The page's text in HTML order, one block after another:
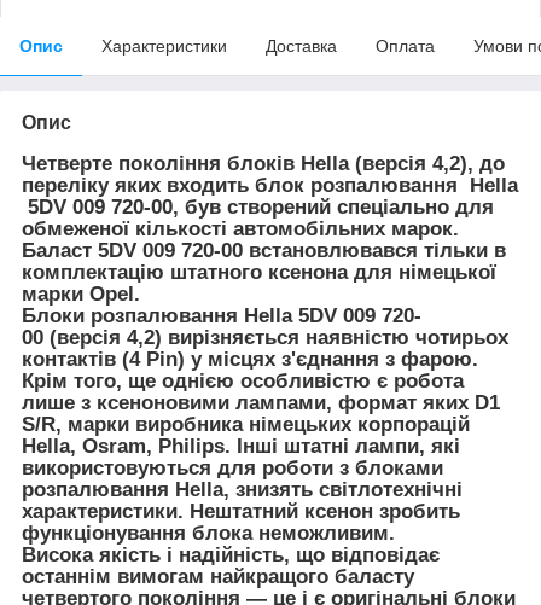
Опис Характеристики Доставка Оплата Умови
Опис
Четверте покоління блоків Hella (версія 4,2), до
переліку яких входить блок розпалювання Hella
5DV 009 720-00, був створений спеціально для
обмеженої кількості автомобільних марок.
Баласт 5DV 009 720-00 встановлювався тільки в
комплектацію штатного ксенона для німецької
марки Opel.
Блоки розпалювання Hella 5DV 009 720-
00 (версія 4,2) вирізняється наявністю чотирьох
контактів (4 Pin) у місцях з'єднання з фарою.
Крім того, ще однією особливістю є робота
лише з ксеноновими лампами, формат яких D1
S/R, марки виробника німецьких корпорацій
Hella, Osram, Philips. Інші штатні лампи, які
використовуються для роботи з блоками
розпалювання Hella, знизять світлотехнічні
характеристики. Нештатний ксенон зробить
функціонування блока неможливим.
Висока якість і надійність, що відповідає
останнім вимогам найкращого баласту
четвертого покоління — це і є оригінальні блоки